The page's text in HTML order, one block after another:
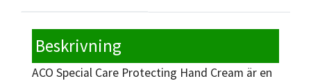
Beskrivning
ACO Special Care Protecting Hand Cream är en